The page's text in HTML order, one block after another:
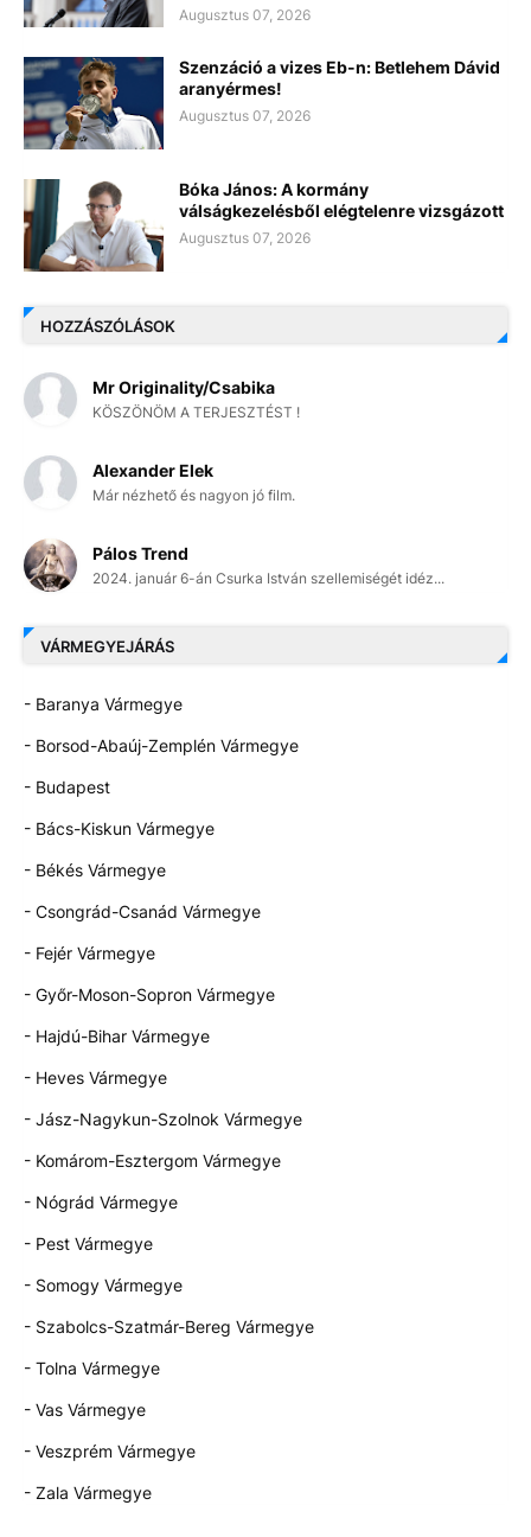
Augusztus 07, 2026
Szenzáció a vizes Eb-n: Betlehem Dávid
aranyérmes!
Augusztus 07, 2026
Bóka János: A kormány
válságkezelésből elégtelenre vizsgázott
Augusztus 07, 2026
HOZZÁSZÓLÁSOK
Mr Originality/Csabika
KÖSZÖNÖM A TERJESZTÉST !
Alexander Elek
Már nézhető és nagyon jó film.
Pálos Trend
2024. január 6-án Csurka István szellemiségét idéz...
VÁRMEGYEJÁRÁS
- Baranya Vármegye
- Borsod-Abaúj-Zemplén Vármegye
- Budapest
- Bács-Kiskun Vármegye
- Békés Vármegye
- Csongrád-Csanád Vármegye
- Fejér Vármegye
- Győr-Moson-Sopron Vármegye
- Hajdú-Bihar Vármegye
- Heves Vármegye
- Jász-Nagykun-Szolnok Vármegye
- Komárom-Esztergom Vármegye
- Nógrád Vármegye
- Pest Vármegye
- Somogy Vármegye
- Szabolcs-Szatmár-Bereg Vármegye
- Tolna Vármegye
- Vas Vármegye
- Veszprém Vármegye
- Zala Vármegye